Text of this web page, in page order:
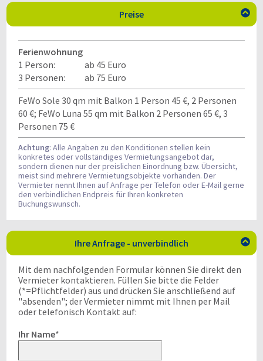
Preise 
Ferienwohnung
1 Person:
ab 45 Euro
3 Personen:
ab 75 Euro
FeWo Sole 30 qm mit Balkon 1 Person 45 €, 2 Personen
60 €; FeWo Luna 55 qm mit Balkon 2 Personen 65 €, 3
Personen 75 €
Achtung: Alle Angaben zu den Konditionen stellen kein
konkretes oder vollständiges Vermietungsangebot dar,
sondern dienen nur der preislichen Einordnung bzw. Übersicht,
meist sind mehrere Vermietungsobjekte vorhanden. Der
Vermieter nennt Ihnen auf Anfrage per Telefon oder E-Mail gerne
den verbindlichen Endpreis für Ihren konkreten
Buchungswunsch.
Ihre Anfrage - unverbindlich 
Mit dem nachfolgenden Formular können Sie direkt den
Vermieter kontaktieren. Füllen Sie bitte die Felder
(*=Pflichtfelder) aus und drücken Sie anschließend auf
"absenden"; der Vermieter nimmt mit Ihnen per Mail
oder telefonisch Kontakt auf:
Ihr Name*